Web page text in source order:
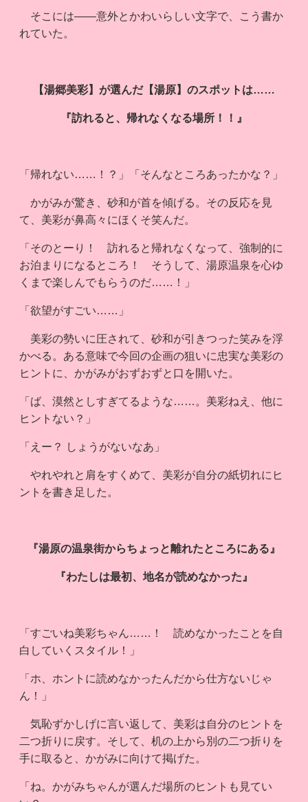
そこには――意外とかわいらしい文字で、こう書か
れていた。
【湯郷美彩】が選んだ【湯原】のスポットは……
『訪れると、帰れなくなる場所！！』
「帰れない……！？」「そんなところあったかな？」
かがみが驚き、砂和が首を傾げる。その反応を見
て、美彩が鼻高々にほくそ笑んだ。
「そのとーり！ 訪れると帰れなくなって、強制的に
お泊まりになるところ！ そうして、湯原温泉を心ゆ
くまで楽しんでもらうのだ……！」
「欲望がすごい……」
美彩の勢いに圧されて、砂和が引きつった笑みを浮
かべる。ある意味で今回の企画の狙いに忠実な美彩の
ヒントに、かがみがおずおずと口を開いた。
「ば、漠然としすぎてるような……。美彩ねえ、他に
ヒントない？」
「えー？ しょうがないなあ」
やれやれと肩をすくめて、美彩が自分の紙切れにヒ
ントを書き足した。
『湯原の温泉街からちょっと離れたところにある』
『わたしは最初、地名が読めなかった』
「すごいね美彩ちゃん……！ 読めなかったことを自
白していくスタイル！」
「ホ、ホントに読めなかったんだから仕方ないじゃ
ん！」
気恥ずかしげに言い返して、美彩は自分のヒントを
二つ折りに戻す。そして、机の上から別の二つ折りを
手に取ると、かがみに向けて掲げた。
「ね。かがみちゃんが選んだ場所のヒントも見てい